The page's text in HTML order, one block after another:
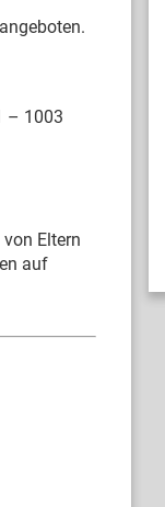
– 1003
Eltern
auf